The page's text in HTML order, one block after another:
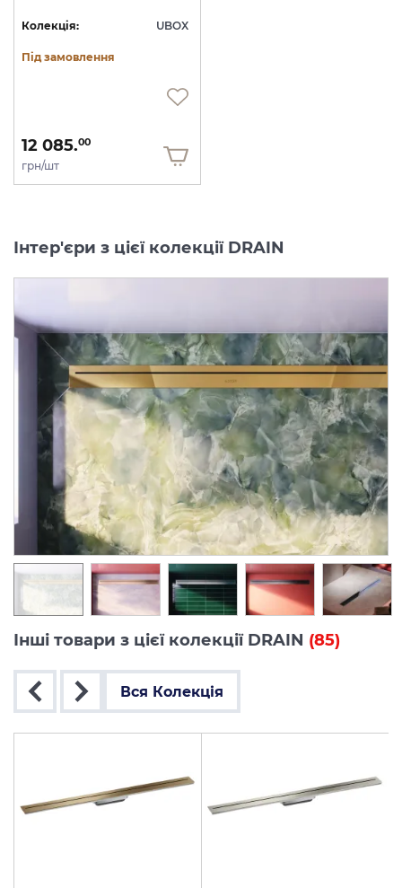
Колекція: UBOX
Під замовлення
12 085.00
грн/шт
Інтер'єри з цієї колекції DRAIN
Інші товари з цієї колекції DRAIN (85)
Вся Колекція